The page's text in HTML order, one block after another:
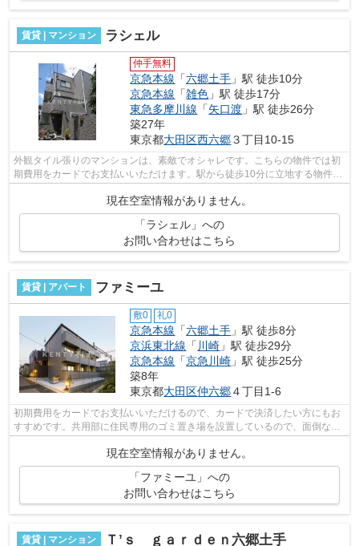
賃貸 | マンション ラシェル
仲手無料
京急本線 「六郷土手 」駅 徒歩10分
京急本線 「雑色 」駅 徒歩17分
東急多摩川線 「矢口渡 」駅 徒歩26分
築27年
東京都大田区西六郷３丁目10-15
外観タイル張りのマンションは、素敵でオシャレです。こちらの物件では初
期費用をカードでお支払いいただけます。駅から徒歩10分に立地する物件で
現在空室情報がありません。
「ラシェル」への
お問い合わせはこちら
賃貸 | アパート ファミーユ
敷0 礼0
京急本線 「六郷土手 」駅 徒歩8分
京浜東北線 「 川崎 」駅 徒歩29分
京急本線 「京急川崎 」駅 徒歩25分
築8年
東京都大田区仲六郷４丁目1-6
初期費用をカードでお支払いいただけるので、カードで決済したい方にもお
すすめです。共用部に住民専用のゴミ置き場を設置しているので、面倒なゴ
現在空室情報がありません。
「ファミーユ」への
お問い合わせはこちら
賃貸 | マンション Ｔ’ｓ ｇａｒｄｅｎ六郷土手